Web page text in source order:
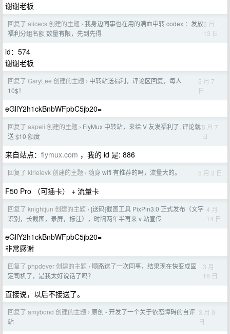
谢谢老板
回复了 alicecs 创建的主题 › 我身边同事也在用的满血中转 codex ：发放
福利分组名额 数量有限，先到先得
5 月
13 日
id：574
谢谢老板
回复了 GaryLee 创建的主题 › 中转站送福利，评论区回复，每人
10$！
5 月 7
日
eGllY2h1ckBnbWFpbC5jb20=
回复了 aapeli 创建的主题 › FlyMux 中转站，来给 V 友发福利了, 评论就
送 $10 额度
5 月 7
日
来自站点： flymux.com ，我的 id 是: 886
回复了 kirieievk 创建的主题 › 随身 wifi 有推荐的吗，流量大的。 5 月 3 日
F50 Pro （可插卡） + 流量卡
回复了 knightjun 创建的主题 › [送码]截图工具 PixPin3.0 正式发布（文字
识别，长截图，录屏，标注），时隔两年半再来 v 站宣传
4 月
14 日
eGllY2h1ckBnbWFpbC5jb20=
非常感谢
回复了 phpdever 创建的主题 › 顺路送了一次同事，结果现在快变成固
定司机了，是我太好说话了吗？
3 月
16 日
直接说，以后不接送了。
回复了 amybond 创建的主题 › 原创 - 开发了一个关于依恋障碍的自评
站
3 月 9
日